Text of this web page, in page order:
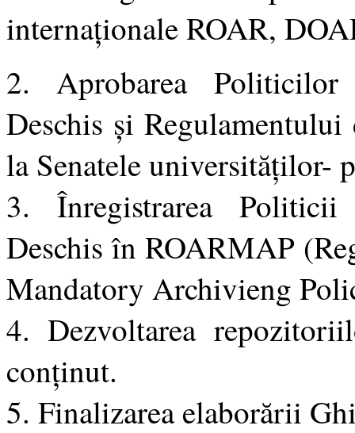
internaționale ROAR,
2. Aprobarea
Deschis și
la Senatele universităților-
3. Înregistrarea
Deschis în ROARMAP
Mandatory Archivieng
4. Dezvoltarea
conținut.
5. Finalizarea elaborării